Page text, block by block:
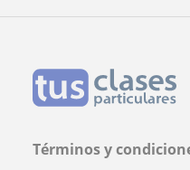
Términos y